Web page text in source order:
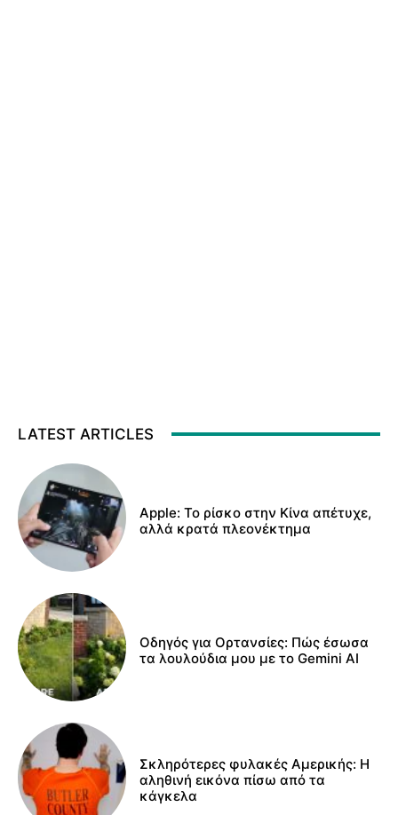
LATEST ARTICLES
Apple: Το ρίσκο στην Κίνα απέτυχε,
αλλά κρατά πλεονέκτημα
Οδηγός για Ορτανσίες: Πώς έσωσα
τα λουλούδια μου με το Gemini AI
Σκληρότερες φυλακές Αμερικής: Η
αληθινή εικόνα πίσω από τα
κάγκελα